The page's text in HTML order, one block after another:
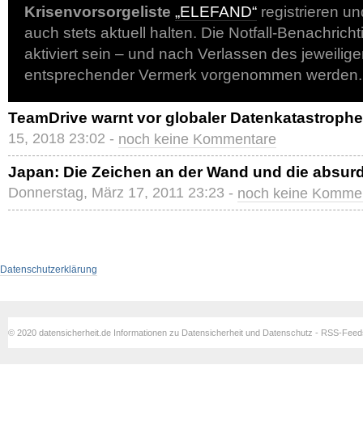
Krisenvorsorgeliste „ELEFAND“ registrieren
auch stets aktuell halten. Die Notfall-
aktiviert sein – und nach Verlassen des
entsprechender Vermerk vorgenommen
TeamDrive warnt vor globaler Datenkatastrophe
15, 2018 23:02 - noch keine Kommentare
Japan: Die Zeichen an der Wand und die
Donnerstag, März 17, 2011 23:23 - noch keine
Datenschutzerklärung
© 2020 datensicherheit.de Informationen zu Datensicherheit und Datenschutz - RSS-